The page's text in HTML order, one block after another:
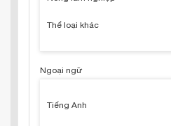
Thể loại khác
Ngoại ngữ
Tiếng Anh